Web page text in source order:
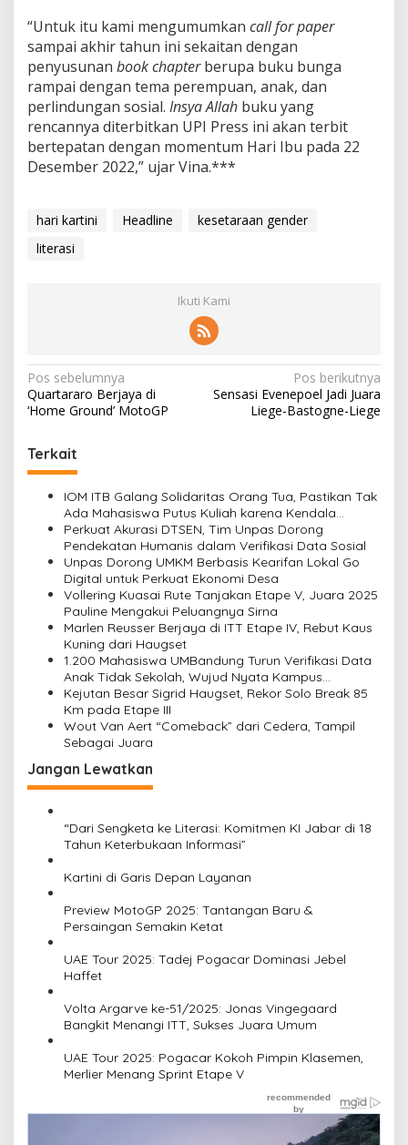
“Untuk itu kami mengumumkan call for paper
sampai akhir tahun ini sekaitan dengan
penyusunan book chapterberupa buku bunga
rampai dengan tema perempuan, anak, dan
perlindungan sosial. Insya Allah buku yang
rencannya diterbitkan UPI Press ini akan terbit
bertepatan dengan momentum Hari Ibu pada 22
Desember 2022,” ujar Vina.***
hari kartini Headline
kesetaraan gender
literasi
Ikuti Kami
N
a
i
g
Pos sebelumnya
Quartararo Berjaya di
‘Home Ground’ MotoGP
Pos berikutnya
Sensasi Evenepoel Jadi Juara
Liege-Bastogne-Liege
Terkait
IOM ITB Galang Solidaritas Orang Tua, Pastikan Tak
Ada Mahasiswa Putus Kuliah karena Kendala
Ekonomi
Perkuat Akurasi DTSEN, Tim Unpas Dorong
Pendekatan Humanis dalam Verifikasi Data Sosial
Unpas Dorong UMKM Berbasis Kearifan Lokal Go
Digital untuk Perkuat Ekonomi Desa
Vollering Kuasai Rute Tanjakan Etape V, Juara 2025
Pauline Mengakui Peluangnya Sirna
Marlen Reusser Berjaya di ITT Etape IV, Rebut Kaus
Kuning dari Haugset
1.200 Mahasiswa UMBandung Turun Verifikasi Data
Anak Tidak Sekolah, Wujud Nyata Kampus
Membantu Jawa Barat Menyelamatkan Generasi
Kejutan Besar Sigrid Haugset, Rekor Solo Break 85
Km pada Etape III
Wout Van Aert “Comeback” dari Cedera, Tampil
Sebagai Juara
Jangan Lewatkan
“Dari Sengketa ke Literasi: Komitmen KI Jabar di 18
Tahun Keterbukaan Informasi”
Kartini di Garis Depan Layanan
Preview MotoGP 2025: Tantangan Baru &
Persaingan Semakin Ketat
UAE Tour 2025: Tadej Pogacar Dominasi Jebel
Haffet
Volta Argarve ke-51/2025: Jonas Vingegaard
Bangkit Menangi ITT, Sukses Juara Umum
UAE Tour 2025: Pogacar Kokoh Pimpin Klasemen,
Merlier Menang Sprint Etape V